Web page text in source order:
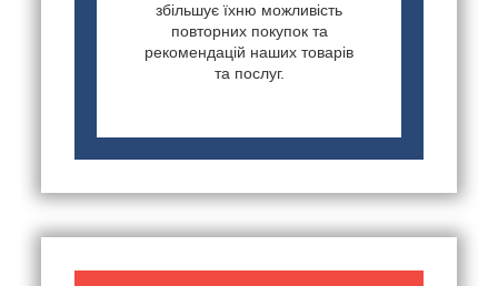
збільшує їхню можливість
повторних покупок та
рекомендацій наших товарів
та послуг.